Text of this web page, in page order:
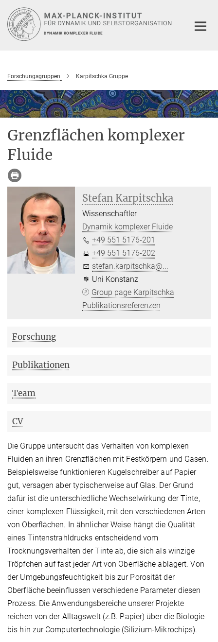
Hauptinhalt
DYNAMIK KOMPLEXER FLUIDE
Forschungsgruppen Karpitschka Gruppe
Grenzflächen komplexer
Fluide
Stefan Karpitschka
Wissenschaftler
Dynamik komplexer Fluide
+49 551 5176-201
+49 551 5176-202
stefan.karpitschka@...
Uni Konstanz
Group page Karpitschka
Publikationsreferenzen
Forschung
Publikationen
Team
CV
Die Gruppe untersucht das Verhalten von komplexen
Fluiden an ihren Grenzflächen mit Festkörpern und Gasen.
Beispielsweise funktionieren Kugelschreiber auf Papier
gut, versagen aber typischerweise auf Glas. Der Grund
dafür ist die unterschiedliche Wechselwirkung der Tinte,
einer komplexen Flüssigkeit, mit den verschiedenen Arten
von Oberflächen. In ähnlicher Weise hängt die Qualität
eines Tintenstrahldrucks entscheidend vom
Trocknungsverhalten der Tinte ab, die sich als winzige
Tröpfchen auf fast jeder Art von Oberfläche ablagert. Von
der Umgebungsfeuchtigkeit bis zur Porosität der
Oberfläche beeinflussen verschiedene Parameter diesen
Prozess. Die Anwendungsbereiche unserer Projekte
reichen von der Alltagswelt (z.B. Papier) über die Biologie
bis hin zur Computertechnologie (Silizium-Mikrochips).